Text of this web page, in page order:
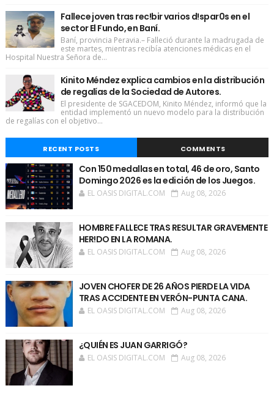
Fallece joven tras rec!bir varios d!spar0s en el
sector El Fundo, en Baní.
Baní, provincia Peravia.– Falleció durante la madrugada de
este martes, mientras recibía atenciones médicas en el
Hospital Nuestra Señora de...
Kinito Méndez explica cambios en la distribución
de regalías de la Sociedad de Autores.
El presidente de SGACEDOM, Kinito Méndez, informó que la
entidad implementó un nuevo modelo para la distribución
de regalías con el objetivo...
RECENT POSTS COMMENTS
Con 150 medallas en total, 46 de oro, Santo
Domingo 2026 es la edición de los Juegos.
EL OASIS DIGITAL.COM Aug 08, 2026
HOMBRE FALLECE TRAS RESULTAR GRAVEMENTE
HER!DO EN LA ROMANA.
EL OASIS DIGITAL.COM Aug 08, 2026
JOVEN CHOFER DE 26 AÑOS PIERDE LA VIDA
TRAS ACC!DENTE EN VERÓN-PUNTA CANA.
EL OASIS DIGITAL.COM Aug 08, 2026
¿QUIÉN ES JUAN GARRIGÓ?
EL OASIS DIGITAL.COM Aug 08, 2026